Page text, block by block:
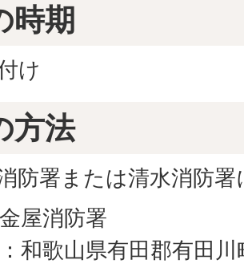
時期
け
方法
防署または清水消防
屋消防署
和歌山県有田郡有田